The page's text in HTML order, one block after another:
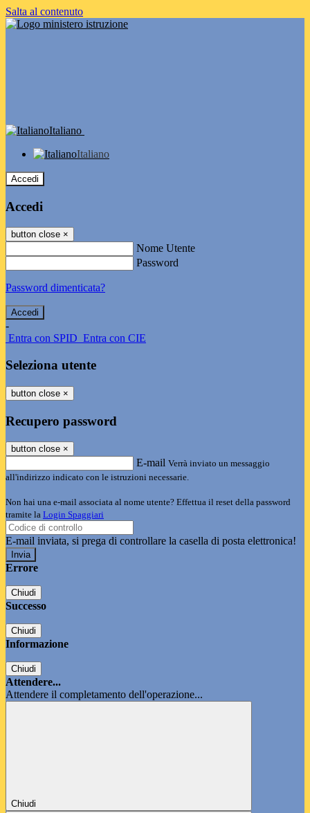
Salta al contenuto
Italiano
Italiano
Accedi
Accedi
button close ×
Nome Utente
Password
Password dimenticata?
-
Entra con SPID Entra con CIE
Seleziona utente
button close ×
Recupero password
button close ×
E-mail Verrà inviato un messaggio
all'indirizzo indicato con le istruzioni necessarie.
Non hai una e-mail associata al nome utente? Effettua il reset della password
tramite la Login Spaggiari
E-mail inviata, si prega di controllare la casella di posta elettronica!
Errore
Chiudi
Successo
Chiudi
Informazione
Chiudi
Attendere...
Attendere il completamento dell'operazione...
Chiudi